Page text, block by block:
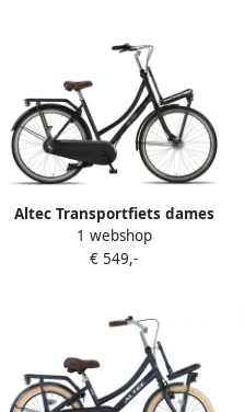
Altec Transportfiets dames
Retro 28 Inch 53 cm Dames
3V Rollerbrake Matzwart
1 webshop
€ 549,-